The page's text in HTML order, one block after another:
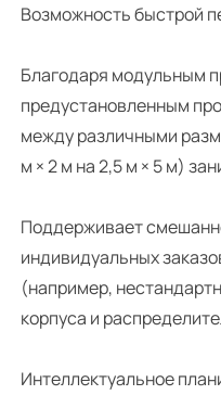
Возможность быстрой
Благодаря модульным
предустановленным
между различными
м × 2 м на 2,5 м × 5 м)
Поддерживает
индивидуальных
(например,
корпуса и
Интеллектуальное